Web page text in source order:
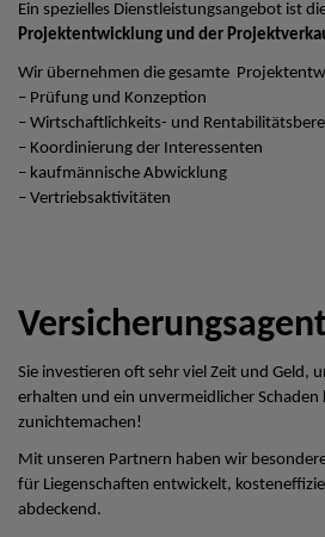
Ein spezielles Dienstleistungsangebot ist
Projektentwicklung und der
Wir übernehmen die gesamte
– Prüfung und Konzeption
– Wirtschaftlichkeits- und
– Koordinierung der Interessenten
– kaufmännische Abwicklung
– Vertriebsaktivitäten
Sie investieren oft sehr viel Zeit und Geld,
erhalten und ein unvermeidlicher
zunichtemachen!
Mit unseren Partnern haben wir
für Liegenschaften entwickelt,
abdeckend.